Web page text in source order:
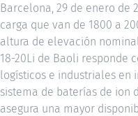
Barcelona, 29 de enero de
carga que van de 1800 a
altura de elevación
18-20Li de Baoli responde
logísticos e industriales en
sistema de baterías de ion
asegura una mayor